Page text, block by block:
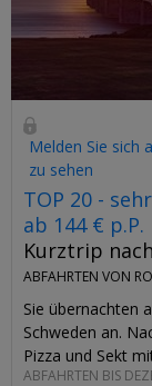
Melden Sie sich
zu sehen
TOP 20 -
ab 144 € p.P.
Kurztrip
ABFAHRTEN VON
Sie übernachten
Schweden an.
Pizza und Sekt
ABFAHRTEN BIS